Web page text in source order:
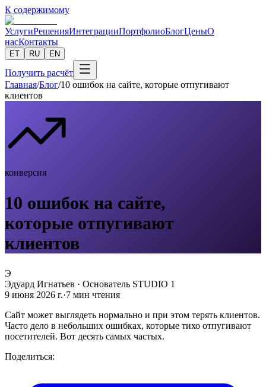
К содержимому
УслугиРешенияИнтеграцииПортфолиоБлогЦеныО
насКонтакты
ET RU EN
Получить расчёт
Главная/Блог/10 ошибок на сайте, которые отпугивают
клиентов
конверсия
10 ошибок на сайте,
которые отпугивают
клиентов
Э
Эдуард Игнатьев · Основатель STUDIO 1
9 июня 2026 г.·7 мин чтения
Сайт может выглядеть нормально и при этом терять клиентов.
Часто дело в небольших ошибках, которые тихо отпугивают
посетителей. Вот десять самых частых.
Поделиться: